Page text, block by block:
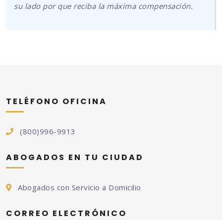
su lado por que reciba la máxima compensación.
TELÉFONO OFICINA
(800)996-9913
ABOGADOS EN TU CIUDAD
Abogados con Servicio a Domicilio
CORREO ELECTRÓNICO